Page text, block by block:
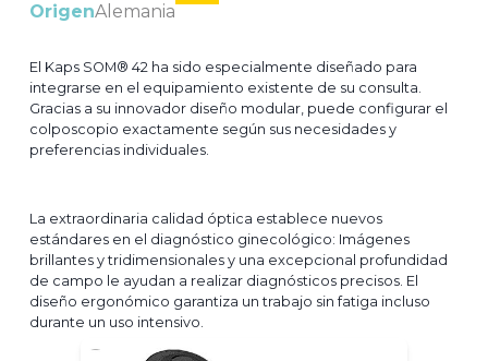
OrigenAlemania
El Kaps SOM® 42 ha sido especialmente diseñado para
integrarse en el equipamiento existente de su consulta.
Gracias a su innovador diseño modular, puede configurar el
colposcopio exactamente según sus necesidades y
preferencias individuales.
La extraordinaria calidad óptica establece nuevos
estándares en el diagnóstico ginecológico: Imágenes
brillantes y tridimensionales y una excepcional profundidad
de campo le ayudan a realizar diagnósticos precisos. El
diseño ergonómico garantiza un trabajo sin fatiga incluso
durante un uso intensivo.